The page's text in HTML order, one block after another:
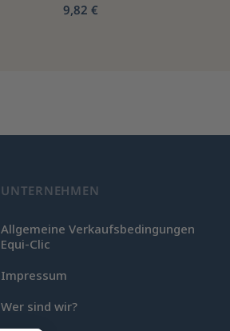
9,82 €
UNTERNEHMEN
Allgemeine Verkaufsbedingungen
Equi-Clic
Impressum
Wer sind wir?